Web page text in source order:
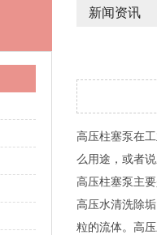
新闻资讯
高压柱塞泵在
么用途，或者
高压柱塞泵主
高压水清洗除
粒的流体。高